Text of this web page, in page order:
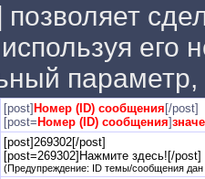
позволяет
его
[post] Номер (ID) сообщения [/post]
[post= Номер (ID) сообщения]
[post]269302[/post]
[post=269302]Нажмите здесь![/post]
(Предупреждение: ID темы/сообщения